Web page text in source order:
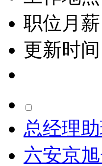
职位月薪
更新时间
总经理
六安京